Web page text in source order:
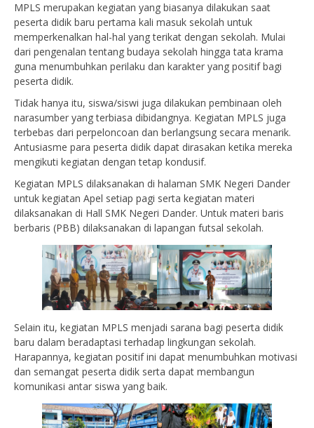
MPLS merupakan kegiatan yang biasanya dilakukan saat
peserta didik baru pertama kali masuk sekolah untuk
memperkenalkan hal-hal yang terikat dengan sekolah. Mulai
dari pengenalan tentang budaya sekolah hingga tata krama
guna menumbuhkan perilaku dan karakter yang positif bagi
peserta didik.
Tidak hanya itu, siswa/siswi juga dilakukan pembinaan oleh
narasumber yang terbiasa dibidangnya. Kegiatan MPLS juga
terbebas dari perpeloncoan dan berlangsung secara menarik.
Antusiasme para peserta didik dapat dirasakan ketika mereka
mengikuti kegiatan dengan tetap kondusif.
Kegiatan MPLS dilaksanakan di halaman SMK Negeri Dander
untuk kegiatan Apel setiap pagi serta kegiatan materi
dilaksanakan di Hall SMK Negeri Dander. Untuk materi baris
berbaris (PBB) dilaksanakan di lapangan futsal sekolah.
Selain itu, kegiatan MPLS menjadi sarana bagi peserta didik
baru dalam beradaptasi terhadap lingkungan sekolah.
Harapannya, kegiatan positif ini dapat menumbuhkan motivasi
dan semangat peserta didik serta dapat membangun
komunikasi antar siswa yang baik.